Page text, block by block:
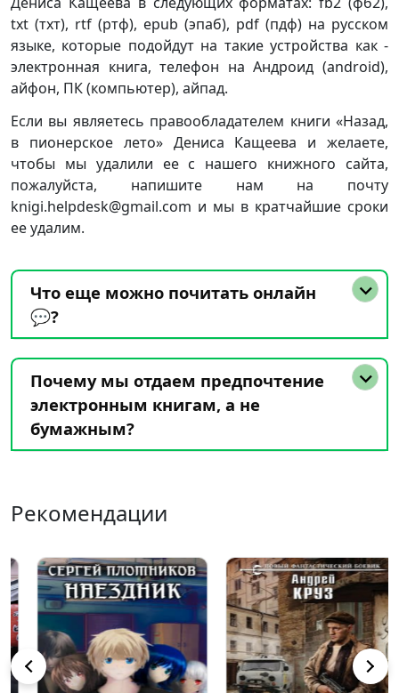
txt (тхт), rtf (ртф), epub (эпаб), pdf (пдф) на русском
языке, которые подойдут на такие устройства как -
электронная книга, телефон на Андроид (android),
айфон, ПК (компьютер), айпад.
Если вы являетесь правообладателем книги «Назад,
в пионерское лето» Дениса Кащеева и желаете,
чтобы мы удалили ее с нашего книжного сайта,
пожалуйста, напишите нам на почту
knigi.helpdesk@gmail.com и мы в кратчайшие сроки
ее удалим.
Что еще можно почитать онлайн
💬?
Почему мы отдаем предпочтение
электронным книгам, а не
бумажным?
Рекомендации